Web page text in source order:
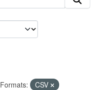
Formats:
CSV